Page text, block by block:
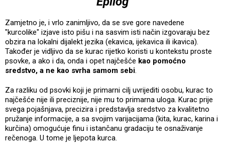
Zamjetno je, i vrlo zanimljivo, da se sve gore navedene
"kurcolike" izjave isto pišu i na sasvim isti način izgovaraju bez
obzira na lokalni dijalekt jezika (ekavica, ijekavica ili ikavica).
Također je vidljivo da se kurac rijetko koristi u kontekstu proste
psovke, a ako i da, onda i opet najčešće kao pomoćno
sredstvo, a ne kao svrha samom sebi.
Za razliku od psovki koji je primarni cilj uvrijediti osobu, kurac to
najčešće nije ili preciznije, nije mu to primarna uloga. Kurac prije
svega pojašnjava, precizira i predstavlja sredstvo za kvalitetno
pružanje informacije, a sa svojim varijacijama (kita, kurac, karina i
kurčina) omogućuje finu i istančanu gradaciju te osnaživanje
rečenoga. U tome je ljepota kurca.